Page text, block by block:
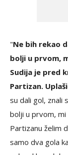
"Ne bih rekao
bolji u prvom,
Sudija je pred
Partizan.
su dali gol, znali
bolji u prvom,
Partizanu želim
samo dva gola